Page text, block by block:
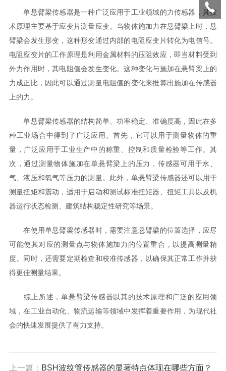
单悬臂梁传感器是一种广泛应用于工业领域的力传感器，其技
术原理主要基于应变片测量应变。当物体施加力在悬臂梁上时，悬
臂梁会发生形变，这种形变通过内部的电阻应变片转化为电信号。
电阻应变片的工作原理是利用金属材料的压阻效应，即当材料受到
外力作用时，其电阻值会发生变化。这种变化与施加在悬臂梁上的
力成正比，因此可以通过测量电阻值的变化来推算出施加在传感器
上的力。
单悬臂梁传感器的结构简单、功率稳定、准确度高，因此在多
种工业场合中得到了广泛应用。首先，它可以用于测量物体的重
量，广泛应用于工业生产中的称重、控制和质量检验等工作。其
次，通过测量物体施加在单悬臂梁上的压力，传感器可用于水、
气、液压和氧气等压力的测量。此外，单悬臂梁传感器还可以用于
测量扭矩和震动，适用于启动和测试标准扭矩器、扭矩工具以及机
器运行状态检测、建筑结构稳定性研究等场景。
在使用单悬臂梁传感器时，需要注意悬臂梁的位置选择，应尽
可能使其对应的测量点与物体施加力的位置重合，以提高测量精
度。同时，还需要定期检查和校准传感器，以确保其正常工作并获
得更佳测量结果。
综上所述，单悬臂梁传感器以其的技术原理和广泛的应用领
域，在工业自动化、物流运输等领域中发挥着重要作用，为现代社
会的快速发展提供了有力支持。
上一篇： BSH波纹管传感器的显著特点体现在哪些方面？